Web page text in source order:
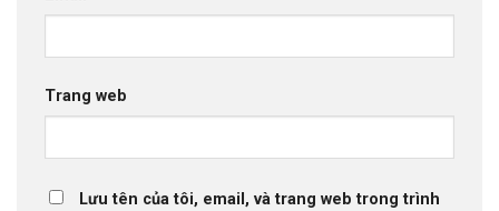
Trang web
Lưu tên của tôi, email, và trang web trong trình